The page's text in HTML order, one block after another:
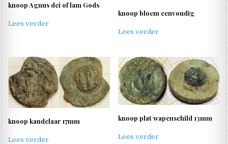
knoop Agnus dei of lam Gods
Lees verder
knoop bloem eenvoudig
Lees verder
knoop kandelaar 17mm
Lees verder
knoop plat wapenschild 13mm
Lees verder